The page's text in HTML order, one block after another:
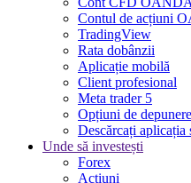
Contul de acțiuni
TradingView
Rata dobânzii
Aplicație mobilă
Client profesional
Meta trader 5
Opțiuni de depunere
Descărcați aplicația
Unde să investești
Forex
Acțiuni